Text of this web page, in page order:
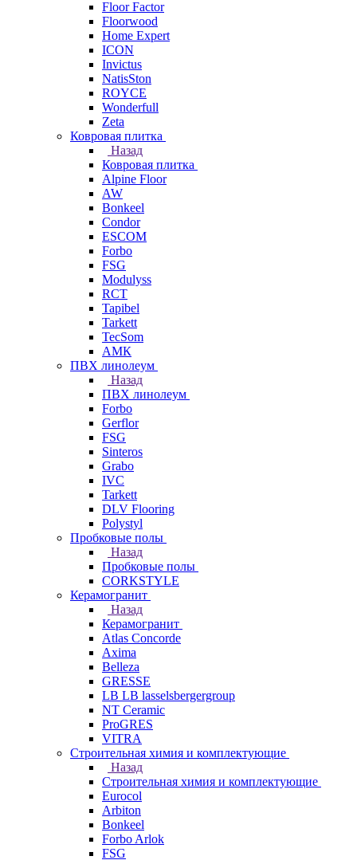
Floor Factor
Floorwood
Home Expert
ICON
Invictus
NatisSton
ROYCE
Wonderfull
Zeta
Ковровая плитка
Назад
Ковровая плитка
Alpine Floor
AW
Bonkeel
Condor
ESCOM
Forbo
FSG
Modulyss
RCT
Tapibel
Tarkett
TecSom
АМК
ПВХ линолеум
Назад
ПВХ линолеум
Forbo
Gerflor
FSG
Sinteros
Grabo
IVC
Tarkett
DLV Flooring
Polystyl
Пробковые полы
Назад
Пробковые полы
CORKSTYLE
Керамогранит
Назад
Керамогранит
Atlas Concorde
Axima
Belleza
GRESSE
LB LB lasselsbergergroup
NT Ceramic
ProGRES
VITRA
Строительная химия и комплектующие
Назад
Строительная химия и комплектующие
Eurocol
Arbiton
Bonkeel
Forbo Arlok
FSG